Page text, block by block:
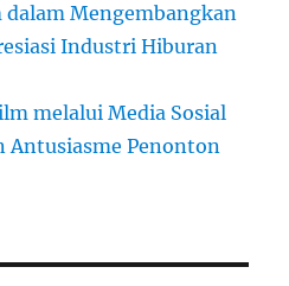
dalam Mengembangkan
Industri Hiburan
melalui Media Sosial
Antusiasme Penonton